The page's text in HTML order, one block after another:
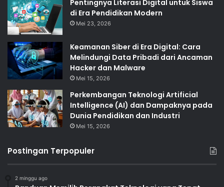
Pentingnya Literasi Digital untuk Siswa
di Era Pendidikan Modern
Mei 23, 2026
Keamanan Siber di Era Digital: Cara
Melindungi Data Pribadi dari Ancaman
Hacker dan Malware
Mei 15, 2026
Perkembangan Teknologi Artificial
Intelligence (AI) dan Dampaknya pada
Dunia Pendidikan dan Industri
Mei 15, 2026
Postingan Terpopuler
2 minggu ago